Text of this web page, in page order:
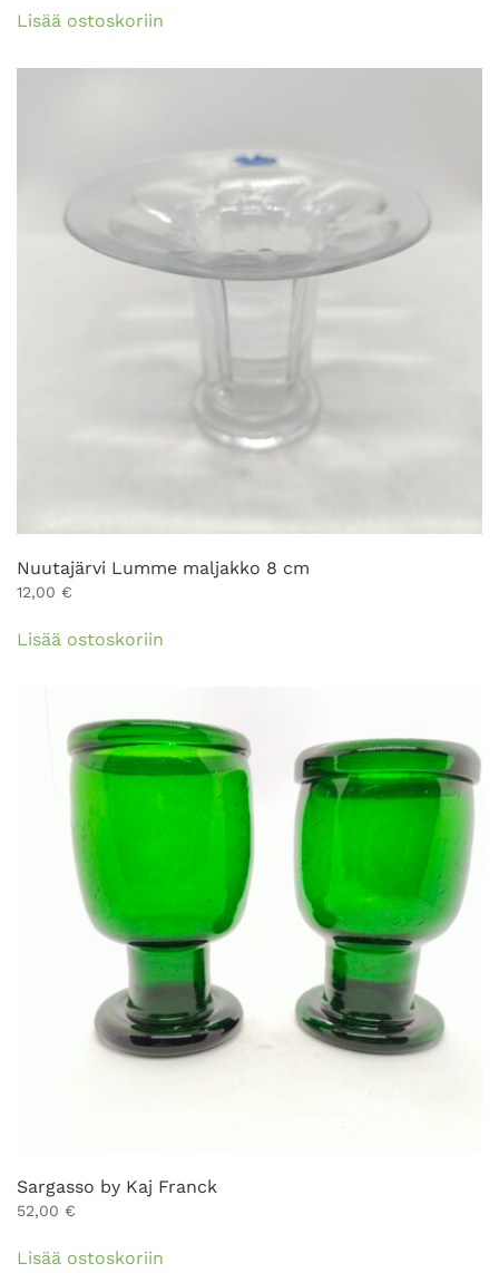
Lisää ostoskoriin
Nuutajärvi Lumme maljakko 8 cm
12,00 €
Lisää ostoskoriin
Sargasso by Kaj Franck
52,00 €
Lisää ostoskoriin